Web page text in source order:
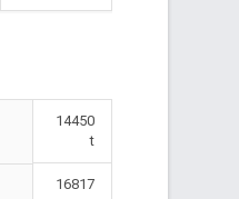
14450
t
16817